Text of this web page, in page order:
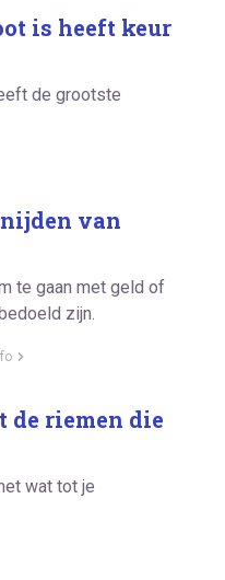
is heeft keur
de grootste
van
te gaan met geld of
zijn.
de riemen die
wat tot je